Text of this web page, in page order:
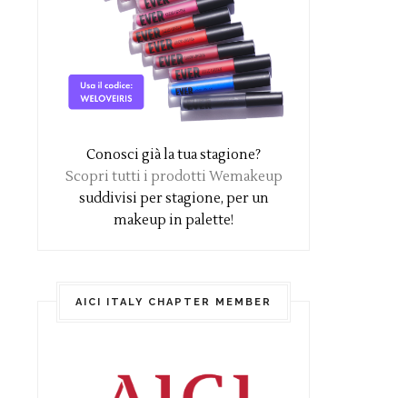
Conosci già la tua stagione?
Scopri tutti i prodotti Wemakeup
suddivisi per stagione, per un
makeup in palette!
AICI ITALY CHAPTER MEMBER